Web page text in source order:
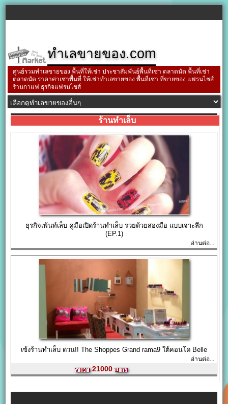
ทำเลขายของ.com
ศูนย์รวมทำเลขายของ พื้นที่ให้เช่า ประชาสัมพันธ์พื้นที่เช่า ตลาดนัด พื้นที่เช่า
ตลาดนัด ราคาค่าเช่าพื้นที่ ให้เช่าทำเลขายของ พื้นที่เช่า ที่ขายของ แฟรนไชส์
ร้านกาแฟ ธุรกิจแฟรนไชส์
ร้านทำเล็บ
ธุรกิจเพ้นท์เล็บ คู่มือเปิดร้านทำเล็บ รวยด้วยสองมือ แบบเจาะลึก
(EP.1)
อ่านต่อ...
เซ้งร้านทำเล็บ ด่วน!! The Shoppes Grand rama9 ใต้คอนโด Belle
อ่านต่อ...
21000